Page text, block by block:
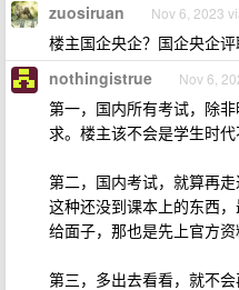
zuosiruan Nov 6, 2023
楼主国企央企？国企央企评
nothingistrue Nov 6,
第一，国内所有考试，除
求。楼主该不会是学生时代
第二，国内考试，就算再
这种还没到课本上的东西
给面子，那也是先上官方
第三，多出去看看，就不